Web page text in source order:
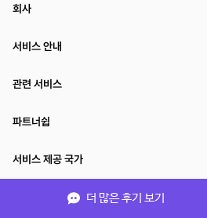
더 많은 후기 보기
회사
서비스 안내
관련 서비스
파트너쉽
서비스 제공 국가